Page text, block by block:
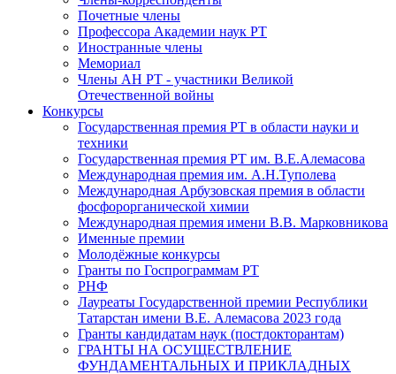
Почетные члены
Профессора Академии наук РТ
Иностранные члены
Мемориал
Члены АН РТ - участники Великой
Отечественной войны
Конкурсы
Государственная премия РТ в области науки и
техники
Государственная премия РТ им. В.Е.Алемасова
Международная премия им. А.Н.Туполева
Международная Арбузовская премия в области
фосфорорганической химии
Международная премия имени В.В. Марковникова
Именные премии
Молодёжные конкурсы
Гранты по Госпрограммам РТ
РНФ
Лауреаты Государственной премии Республики
Татарстан имени В.Е. Алемасова 2023 года
Гранты кандидатам наук (постдокторантам)
ГРАНТЫ НА ОСУЩЕСТВЛЕНИЕ
ФУНДАМЕНТАЛЬНЫХ И ПРИКЛАДНЫХ